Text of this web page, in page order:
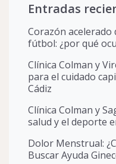
Entradas
Corazón
fútbol: ¿por qué
Clínica Colman y
para el cuidado
Cádiz
Clínica Colman y
salud y el deporte
Dolor Menstrual:
Buscar Ayuda